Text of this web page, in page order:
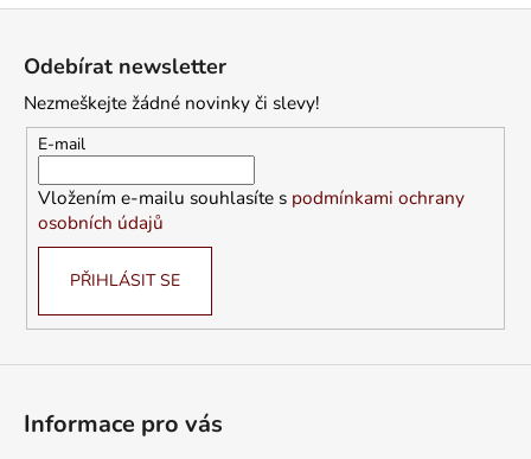
Odebírat newsletter
Nezmeškejte žádné novinky či slevy!
E-mail
Vložením e-mailu souhlasíte s podmínkami ochrany
osobních údajů
PŘIHLÁSIT SE
Informace pro vás